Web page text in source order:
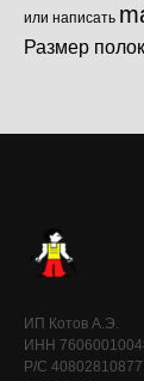
или написать
Размер
ИП Котов А.Э.
ИНН
Р/С